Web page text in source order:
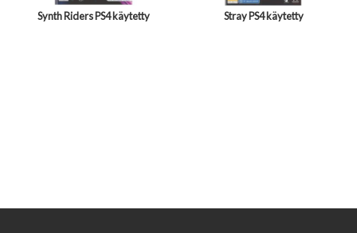
Synth Riders PS4 käytetty Stray PS4 käytetty